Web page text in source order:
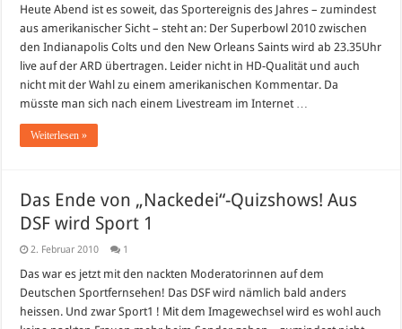
Tipp:
Superbowl
2010
Colts
vs.
Saints
auf
ARD!
Heute Abend ist es soweit, das Sportereignis des Jahres – zumindest
aus amerikanischer Sicht – steht an: Der Superbowl 2010 zwischen
den Indianapolis Colts und den New Orleans Saints wird ab 23.35Uhr
live auf der ARD übertragen. Leider nicht in HD-Qualität und auch
nicht mit der Wahl zu einem amerikanischen Kommentar. Da
müsste man sich nach einem Livestream im Internet …
Weiterlesen »
Das Ende von „Nackedei“-Quizshows! Aus
DSF wird Sport 1
2. Februar 2010 1
Das war es jetzt mit den nackten Moderatorinnen auf dem
Deutschen Sportfernsehen! Das DSF wird nämlich bald anders
heissen. Und zwar Sport1 ! Mit dem Imagewechsel wird es wohl auch